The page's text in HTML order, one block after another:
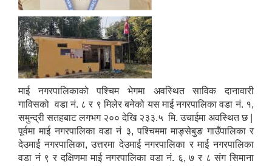
माई नगरपालिकाको पश्चिम भेगमा अवस्थित साविक दानावारी
गाविसको वडा नं. ८ र ९ मिलेर बनेको यस माई नगरपालिका वडा नं. १,
समुन्द्री सतहबाट लगभग २०० देखि २३३.५ मि. उचाईमा अवस्थित छ |
पूर्वमा माई नगरपालिका वडा नं ३, पश्चिममा माङ्सेबुङ गाउँपालिका र
देउमाई नगरपालिका, उत्तरमा देउमाई नगरपालिका र माई नगरपालिका
वडा नं ९ र दक्षिणमा माई नगरपालिका वडा नं. ६, ७ र ८ संग सिमाना